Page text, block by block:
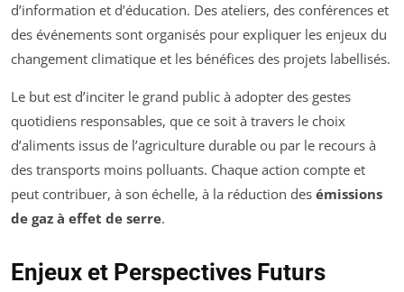
d’information et d’éducation. Des ateliers, des conférences et
des événements sont organisés pour expliquer les enjeux du
changement climatique et les bénéfices des projets labellisés.
Le but est d’inciter le grand public à adopter des gestes
quotidiens responsables, que ce soit à travers le choix
d’aliments issus de l’agriculture durable ou par le recours à
des transports moins polluants. Chaque action compte et
peut contribuer, à son échelle, à la réduction des émissions
de gaz à effet de serre.
Enjeux et Perspectives Futurs